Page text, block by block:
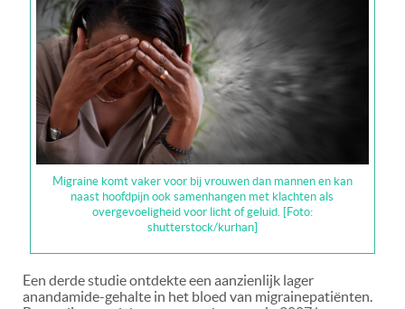
Migraine komt vaker voor bij vrouwen dan mannen en kan
naast hoofdpijn ook samenhangen met klachten als
overgevoeligheid voor licht of geluid. [Foto:
shutterstock/kurhan]
Een derde studie ontdekte een aanzienlijk lager
anandamide-gehalte in het bloed van migrainepatiënten.